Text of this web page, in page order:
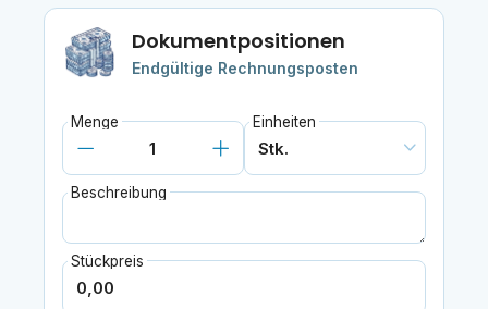
Dokumentpositionen
Endgültige Rechnungsposten
Menge Einheiten
Beschreibung
Stückpreis